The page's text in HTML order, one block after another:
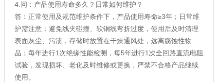
4.问：产品使用寿命多久？日常如何维护？
答：正常使用及规范维护条件下，产品使用寿命≥3年；日常维
护需注意：避免线夹碰撞、软铜线弯折过度，使用后及时清理
表面灰尘、污渍，存储时放置在干燥通风处，远离腐蚀性物
品；每年进行1次绝缘性能检测，每5年进行1次全回路直流电阻
试验，发现损坏、老化及时维修或更换，严禁不合格产品继续
使用。